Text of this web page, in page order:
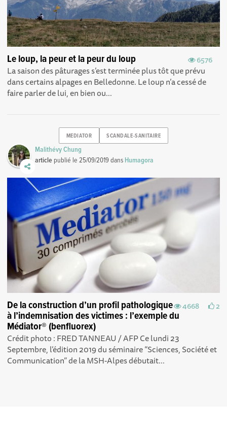
6576
Le loup, la peur et la peur du loup
La saison des pâturages s’est terminée plus tôt que prévu
dans certains alpages en Belledonne. Le loup n’a cessé de
faire parler de lui, en bien ou...
MEDIATOR SCANDALE-SANITAIRE
Malithévy Chung
article publié le25/09/2019dans Humagora
4668 2
De la construction d’un profil pathologique
à l’indemnisation des victimes : l’exemple du
Médiator® (benfluorex)
Crédit photo : FRED TANNEAU / AFP Ce lundi 23
Septembre, l’édition 2019 du séminaire “Sciences, Société et
Communication” de la MSH-Alpes débutait...